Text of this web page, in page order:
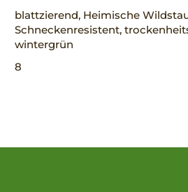
blattzierend, Heimische
Schneckenresistent,
wintergrün
8